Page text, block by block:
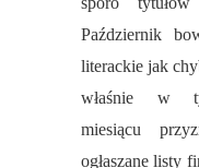
Październik
literackie jak
właśnie w
miesiącu
ogłaszane listy